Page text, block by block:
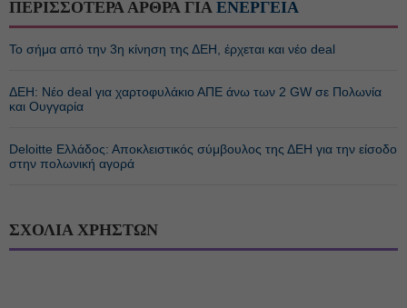
ΠΕΡΙΣΣΟΤΕΡΑ ΑΡΘΡΑ ΓΙΑ ΕΝΕΡΓΕΙΑ
Το σήμα από την 3η κίνηση της ΔΕΗ, έρχεται και νέο deal
ΔΕΗ: Νέο deal για χαρτοφυλάκιο ΑΠΕ άνω των 2 GW σε Πολωνία
και Ουγγαρία
Deloitte Ελλάδος: Αποκλειστικός σύμβουλος της ΔΕΗ για την είσοδο
στην πολωνική αγορά
ΣΧΟΛΙΑ ΧΡΗΣΤΩΝ